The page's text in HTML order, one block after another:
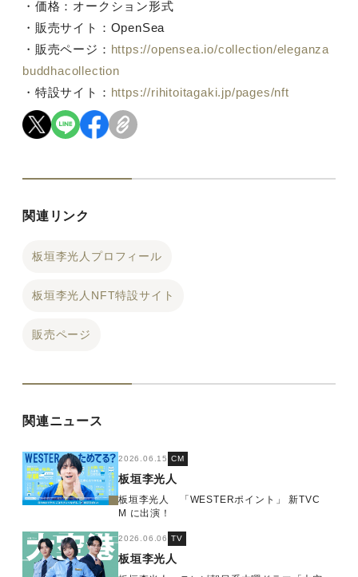
・価格：オークション形式
・販売サイト：OpenSea
・販売ページ： https://opensea.io/collection/eleganza
buddhacollection
・ 特設サイト： https://rihitoitagaki.jp/pages/nft
関連リンク
板垣李光人プロフィール
板垣李光人NFT特設サイト
販売ページ
関連ニュース
2026.06.15 CM
板垣李光人
板垣李光人 「WESTERポイント」 新TVC
M に出演！
2026.06.06 TV
板垣李光人